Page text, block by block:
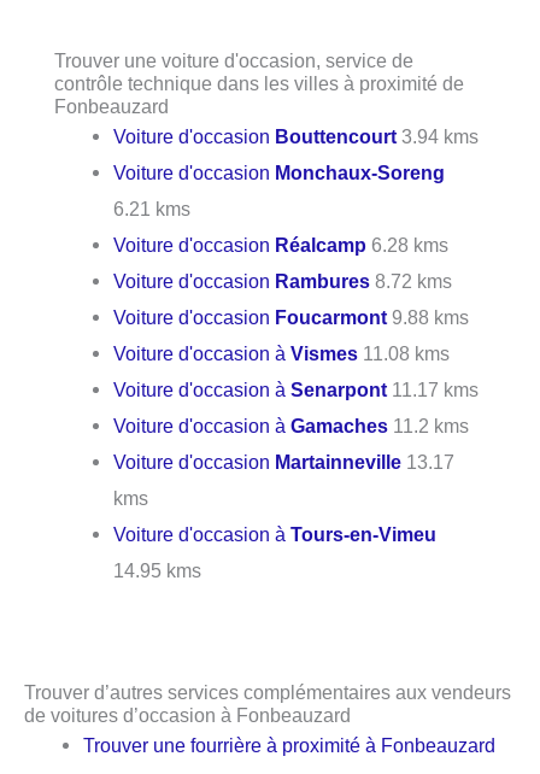
Trouver une voiture d'occasion, service de
contrôle technique dans les villes à proximité de
Fonbeauzard
Voiture d'occasion Bouttencourt 3.94 kms
Voiture d'occasion Monchaux-Soreng
6.21 kms
Voiture d'occasion Réalcamp 6.28 kms
Voiture d'occasion Rambures 8.72 kms
Voiture d'occasion Foucarmont 9.88 kms
Voiture d'occasion àVismes 11.08 kms
Voiture d'occasion àSenarpont 11.17 kms
Voiture d'occasion àGamaches 11.2 kms
Voiture d'occasion Martainneville 13.17
kms
Voiture d'occasion àTours-en-Vimeu
14.95 kms
Trouver d’autres services complémentaires aux vendeurs
de voitures d’occasion à Fonbeauzard
Trouver une fourrière à proximité à Fonbeauzard